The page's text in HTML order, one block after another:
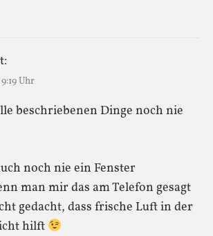
Uhr
beschriebenen Dinge noch nie
noch nie ein Fenster
man mir das am Telefon gesagt
gedacht, dass frische Luft in der
hilft